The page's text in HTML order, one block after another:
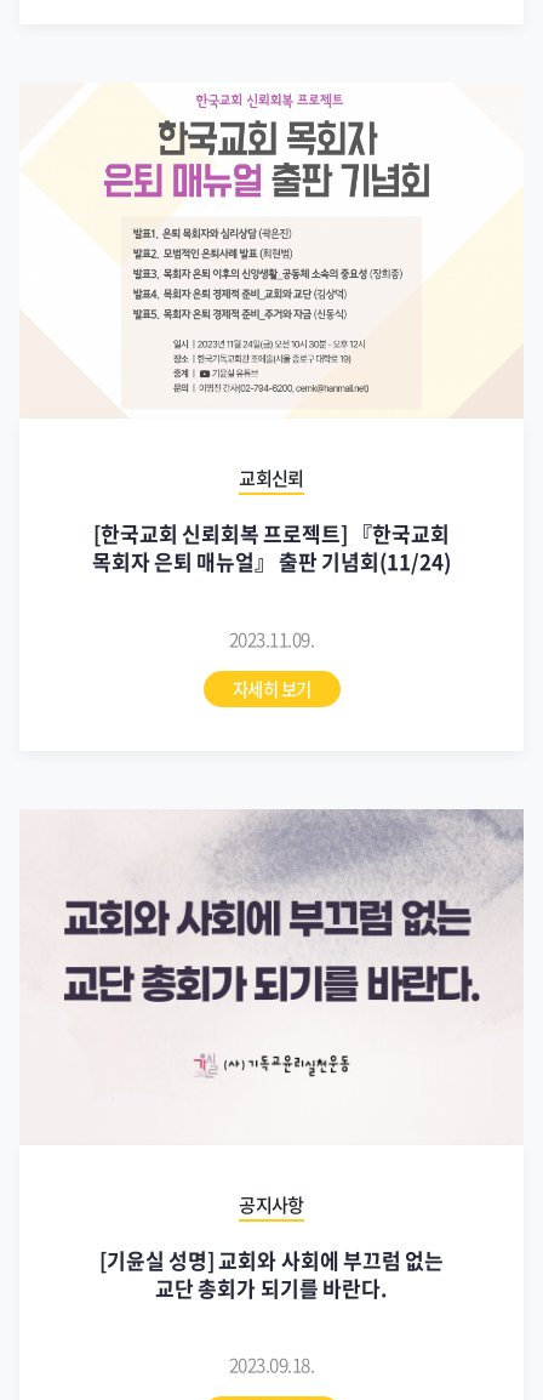
교회신뢰
[한국교회 신뢰회복 프로젝트] 『한국교회
목회자 은퇴 매뉴얼』 출판 기념회(11/24)
2023.11.09.
자세히 보기
공지사항
[기윤실 성명] 교회와 사회에 부끄럼 없는
교단 총회가 되기를 바란다.
2023.09.18.